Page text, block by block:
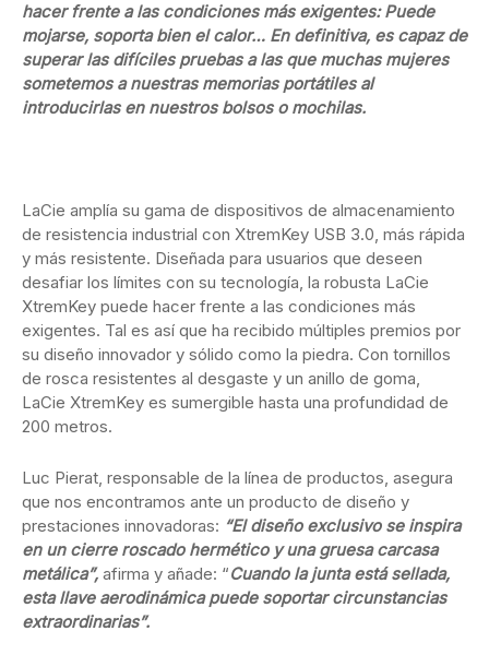
hacer frente a las condiciones más exigentes: Puede
mojarse, soporta bien el calor… En definitiva, es capaz de
superar las difíciles pruebas a las que muchas mujeres
sometemos a nuestras memorias portátiles al
introducirlas en nuestros bolsos o mochilas.
LaCie amplía su gama de dispositivos de almacenamiento
de resistencia industrial con XtremKey USB 3.0, más rápida
y más resistente. Diseñada para usuarios que deseen
desafiar los límites con su tecnología, la robusta LaCie
XtremKey puede hacer frente a las condiciones más
exigentes. Tal es así que ha recibido múltiples premios por
su diseño innovador y sólido como la piedra. Con tornillos
de rosca resistentes al desgaste y un anillo de goma,
LaCie XtremKey es sumergible hasta una profundidad de
200 metros.
Luc Pierat, responsable de la línea de productos, asegura
que nos encontramos ante un producto de diseño y
prestaciones innovadoras: “El diseño exclusivo se inspira
en un cierre roscado hermético y una gruesa carcasa
metálica”, afirma y añade: “Cuando la junta está sellada,
esta llave aerodinámica puede soportar circunstancias
extraordinarias”.